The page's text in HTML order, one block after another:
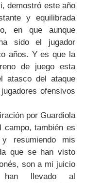
demostró este año
y equilibrada
en que aunque
sido el jugador
años. Y es que la
de juego esta
atasco del ataque
ofensivos
por Guardiola
también es
resumiendo mis
que se han visto
son a mi juicio
llevado al